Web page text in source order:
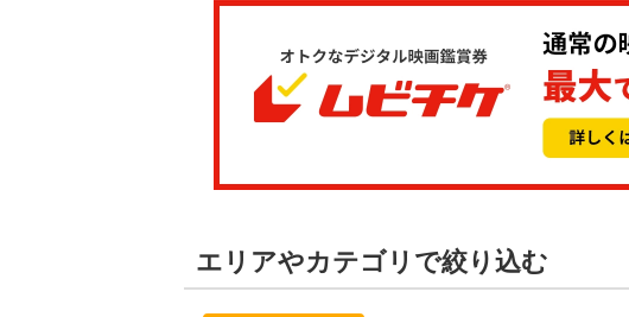
エリアやカテゴリで絞り込む